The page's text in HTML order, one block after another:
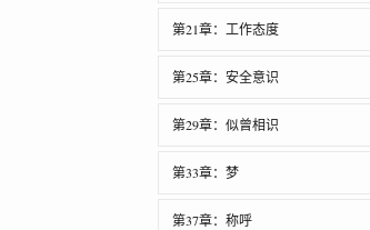
第21章：工作态度
第25章：安全意识
第29章：似曾相识
第33章：梦
第37章：称呼